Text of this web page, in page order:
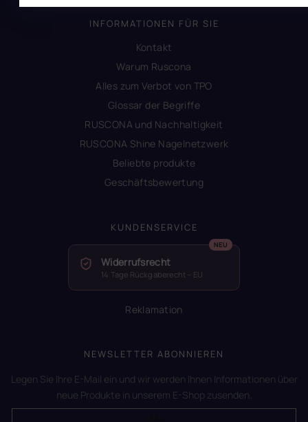
INFORMATIONEN FÜR SIE
Kontakt
Warum Ruscona
Alles zum Verbot von TPO
Glossar der Begriffe
RUSCONA und Nachhaltigkeit
RUSCONA Shine Nagelnetzwerk
Beliebte produkte
Geschäftsbewertung
KUNDENSERVICE
Widerrufsrecht
14 Tage Rückgaberecht – EU
Reklamation
NEWSLETTER ABONNIEREN
Legen Sie Ihre E-Mail ein und wir werden Ihnen Informationen über
neue Produkte in unserem E-Shop zusenden.